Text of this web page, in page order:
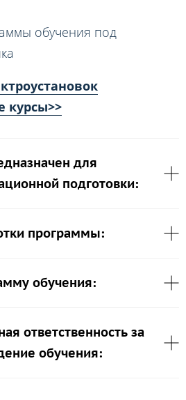
обучения под
курсы>>
для
подготовки:
программы:
обучения:
ответственность за
обучения: